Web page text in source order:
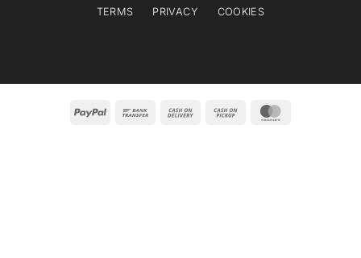
TERMS PRIVACY COOKIES
PayPal
Bank
Cash
Cash